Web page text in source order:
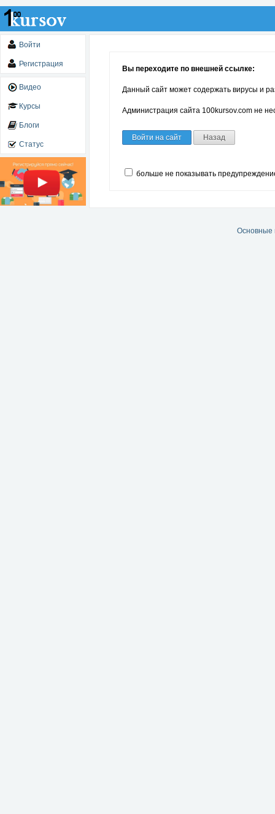
Войти
Регистрация
Видео
Курсы
Блоги
Статус
Вы переходите по внешней ссылке:
Данный сайт может содержать вирусы и
Администрация сайта 100kursov.com не
Войти на сайт Назад
больше не показывать
Основные